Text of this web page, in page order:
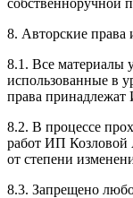
8. Авторские права
8.1. Все материалы
использованные в
права
8.2. В процессе
работ ИП Козловой
от степени
8.3. Запрещено